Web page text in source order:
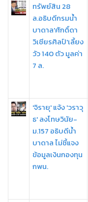
ทรัพย์สิน 28
ล.อธิบดีกรมน้ำ
บาดาล'ศักดิ์ดา
วิเชียรศิลป์'เลี้ยง
วัว 140 ตัว มูลค่า
7 ล.
'จิรายุ' แจ้ง 'วราวุ
ธ' ลงโทษวินัย-
ม.157 อธิบดีน้ำ
บาดาล ไม่ชี้แจง
ข้อมูลเงินกองทุน
กพน.